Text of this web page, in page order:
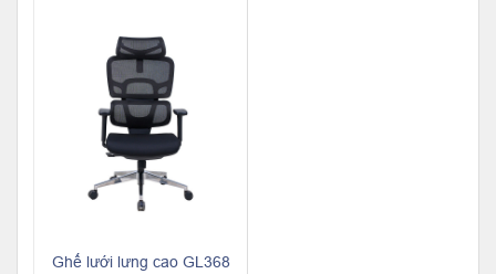
Ghế lưới lưng cao GL368